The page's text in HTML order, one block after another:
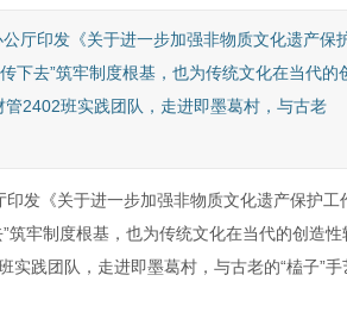
厅印发《关于进一步加强非物质文化遗产保
下去”筑牢制度根基，也为传统文化在当代的
2402班实践团队，走进即墨葛村，与古老
发《关于进一步加强非物质文化遗产保护工
筑牢制度根基，也为传统文化在当代的创造性
践团队，走进即墨葛村，与古老的“榼子”手